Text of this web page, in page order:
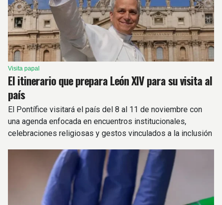
Visita papal
El itinerario que prepara León XIV para su visita al
país
El Pontífice visitará el país del 8 al 11 de noviembre con
una agenda enfocada en encuentros institucionales,
celebraciones religiosas y gestos vinculados a la inclusión